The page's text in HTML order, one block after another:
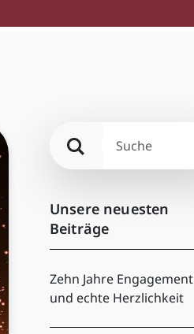
Unsere neuesten
Beiträge
Zehn Jahre Engagement
und echte Herzlichkeit